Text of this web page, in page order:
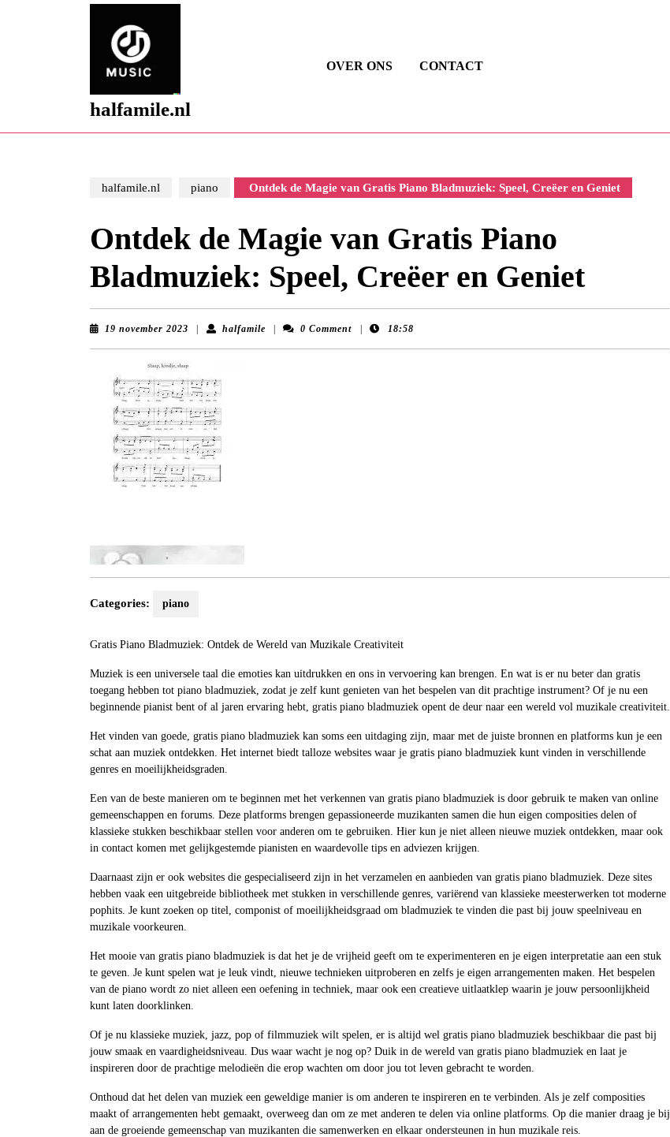
halfamile.nl
OVER ONS CONTACT
halfamile.nl piano Ontdek de Magie van Gratis Piano Bladmuziek: Speel, Creëer en Geniet
Ontdek de Magie van Gratis Piano
Bladmuziek: Speel, Creëer en Geniet
19 november 2023 19
halfamilehalfamile0 Comment 18:58
Categories: piano
Gratis Piano Bladmuziek: Ontdek de Wereld van Muzikale Creativiteit
Muziek is een universele taal die emoties kan uitdrukken en ons in vervoering kan brengen. En wat is er nu beter dan gratis
toegang hebben tot piano bladmuziek, zodat je zelf kunt genieten van het bespelen van dit prachtige instrument? Of je nu een
beginnende pianist bent of al jaren ervaring hebt, gratis piano bladmuziek opent de deur naar een wereld vol muzikale creativiteit.
Het vinden van goede, gratis piano bladmuziek kan soms een uitdaging zijn, maar met de juiste bronnen en platforms kun je een
schat aan muziek ontdekken. Het internet biedt talloze websites waar je gratis piano bladmuziek kunt vinden in verschillende
genres en moeilijkheidsgraden.
Een van de beste manieren om te beginnen met het verkennen van gratis piano bladmuziek is door gebruik te maken van online
gemeenschappen en forums. Deze platforms brengen gepassioneerde muzikanten samen die hun eigen composities delen of
klassieke stukken beschikbaar stellen voor anderen om te gebruiken. Hier kun je niet alleen nieuwe muziek ontdekken, maar ook
in contact komen met gelijkgestemde pianisten en waardevolle tips en adviezen krijgen.
Daarnaast zijn er ook websites die gespecialiseerd zijn in het verzamelen en aanbieden van gratis piano bladmuziek. Deze sites
hebben vaak een uitgebreide bibliotheek met stukken in verschillende genres, variërend van klassieke meesterwerken tot moderne
pophits. Je kunt zoeken op titel, componist of moeilijkheidsgraad om bladmuziek te vinden die past bij jouw speelniveau en
muzikale voorkeuren.
Het mooie van gratis piano bladmuziek is dat het je de vrijheid geeft om te experimenteren en je eigen interpretatie aan een stuk
te geven. Je kunt spelen wat je leuk vindt, nieuwe technieken uitproberen en zelfs je eigen arrangementen maken. Het bespelen
van de piano wordt zo niet alleen een oefening in techniek, maar ook een creatieve uitlaatklep waarin je jouw persoonlijkheid
kunt laten doorklinken.
Of je nu klassieke muziek, jazz, pop of filmmuziek wilt spelen, er is altijd wel gratis piano bladmuziek beschikbaar die past bij
jouw smaak en vaardigheidsniveau. Dus waar wacht je nog op? Duik in de wereld van gratis piano bladmuziek en laat je
inspireren door de prachtige melodieën die erop wachten om door jou tot leven gebracht te worden.
Onthoud dat het delen van muziek een geweldige manier is om anderen te inspireren en te verbinden. Als je zelf composities
maakt of arrangementen hebt gemaakt, overweeg dan om ze met anderen te delen via online platforms. Op die manier draag je bij
aan de groeiende gemeenschap van muzikanten die samenwerken en elkaar ondersteunen in hun muzikale reis.